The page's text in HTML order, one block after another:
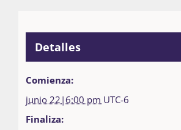
Detalles
Comienza:
junio 22|6:00 pm UTC-6
Finaliza: